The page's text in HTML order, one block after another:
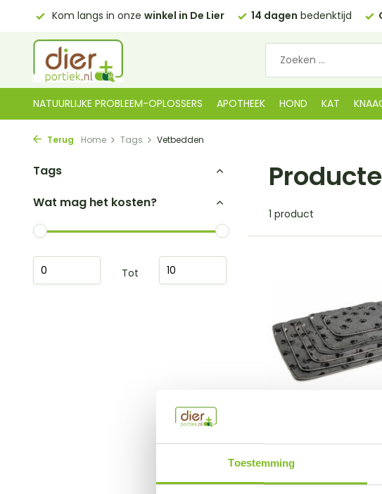
Toestemming
Kom langs in onze winkel in De Lier 14 dagen bedenktijd
NATUURLIJKE PROBLEEM-OPLOSSERS APOTHEEK HOND KAT
Terug Home Tags Vetbedden
Tags
Wat mag het kosten?
Tot
1 product